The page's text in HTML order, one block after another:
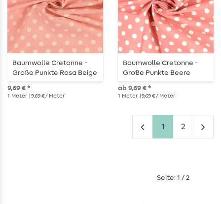
Baumwolle Cretonne -
Große Punkte Rosa Beige
Wash
9,69 € *
1 Meter | 9,69 € / Meter
Baumwolle Cretonne -
Große Punkte Beere
Beige Wash
ab 9,69 € *
1 Meter | 9,69 € / Meter
1 2
Seite: 1 / 2